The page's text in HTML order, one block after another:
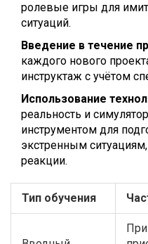
ролевые игры для
ситуаций.
Введение в течение
каждого нового
инструктаж с учётом
Использование
реальность и
инструментом для
экстренным
реакции.
Тип обучения
При